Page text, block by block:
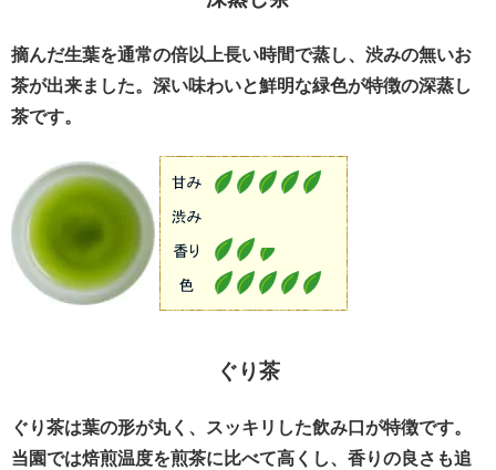
摘んだ生葉を通常の倍以上長い時間で蒸し、渋みの無いお
茶が出来ました。深い味わいと鮮明な緑色が特徴の深蒸し
茶です。
ぐり茶
ぐり茶は葉の形が丸く、スッキリした飲み口が特徴です。
当園では焙煎温度を煎茶に比べて高くし、香りの良さも追